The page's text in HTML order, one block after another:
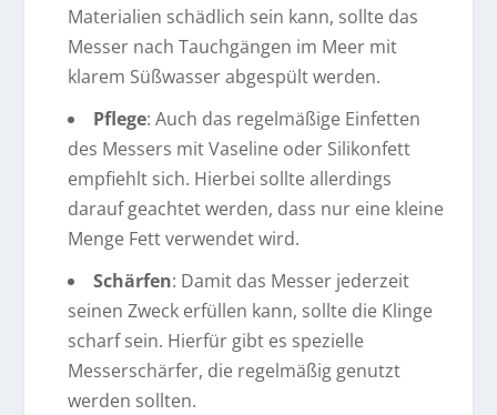
Materialien schädlich sein kann, sollte das
Messer nach Tauchgängen im Meer mit
klarem Süßwasser abgespült werden.
Pflege: Auch das regelmäßige Einfetten
des Messers mit Vaseline oder Silikonfett
empfiehlt sich. Hierbei sollte allerdings
darauf geachtet werden, dass nur eine kleine
Menge Fett verwendet wird.
Schärfen: Damit das Messer jederzeit
seinen Zweck erfüllen kann, sollte die Klinge
scharf sein. Hierfür gibt es spezielle
Messerschärfer, die regelmäßig genutzt
werden sollten.